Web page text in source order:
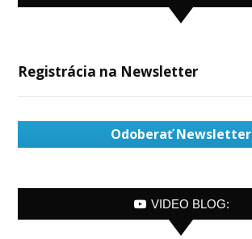
Registrácia na Newsletter
Odoberať Newsletter
VIDEO BLOG: